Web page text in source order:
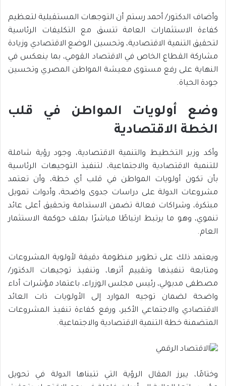
وأضاف الدكتور/ أحمد رستم أن التوجهات المستقبلية لتعظيم
كفاءة الاستثمارات العامة تتسق مع التكليفات الرئاسية
لتحقيق التنمية الاقتصادية، وتحسين الوضع الاقتصادي وزيادة
مشاركة القطاع الخاص في الاقتصاد القومي، بما ينعكس في
النهاية على رفع مستوى معيشة المواطن المصري وتحسين
جودة الحياة.
وضع أولويات المواطن في قلب
الخطة الاقتصادية
وأكد وزير التخطيط والتنمية الاقتصادية، وجود رؤية شاملة
للتنمية الاقتصادية والاجتماعية، لتنفيذ التوجيهات الرئاسية
بأن تكون أولويات المواطن في قلب أي خطة، وأن تعتمد
مشروعات الدولة على دراسات جدوى واضحة، وأدوات تمويل
مبتكرة، وشراكات فعالة تضمن الاستدامة وتحقيق أعلى عائد
تنموي، وهو ما يرتبط ارتباطًا مباشرًا بملف حوكمة الاستثمار
العام.
ويعتمد ذلك على تطوير منظومة دقيقة لأولوية المشروعات
ومتابعة تنفيذها وتقييم أثرها، وتنفيذ توجيهات الدكتور/
مصطفى مدبولي، رئيس مجلس الوزراء، باعتماد مؤشرات أداء
واضحة لضمان توجيه الموارد إلى الأولويات ذات العائد
الاقتصادي والاجتماعي الأكبر، ورفع كفاءة تنفيذ المشروعات
المتضمنة خطة التنمية الاقتصادية والاجتماعية.
وختامًا، يبرز المقال الرؤية التي تتبناها الدولة في تحويل